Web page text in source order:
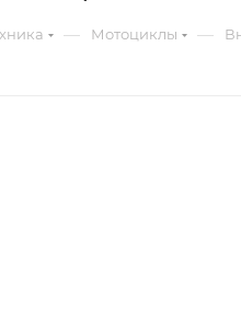
— Мотоциклы —